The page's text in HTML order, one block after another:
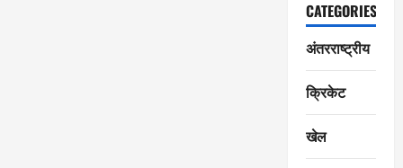
CATEGORIES
अंतरराष्ट्रीय
क्रिकेट
खेल